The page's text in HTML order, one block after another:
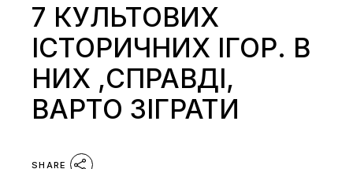
7 КУЛЬТОВИХ
ІСТОРИЧНИХ ІГОР. В
НИХ ,СПРАВДІ,
ВАРТО ЗІГРАТИ
SHARE